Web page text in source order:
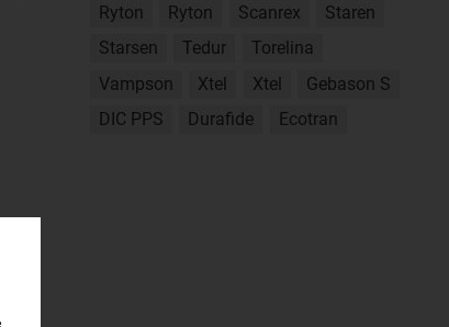
Ryton
Ryton Scanrex
Staren
Starsen
Tedur
Torelina
Vampson
Xtel Xtel
Gebason S
DIC PPS
Durafide Ecotran